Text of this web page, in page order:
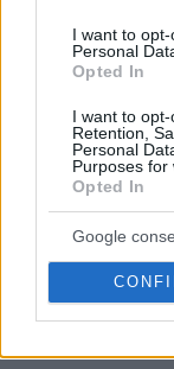
I want to
Personal
Opted In
I want to opt-
Retention,
Personal
Purposes for
Opted In
Google
Πάντα προσπαθώ
καλύτερο που
πληρώνομαι. Δεν
μόνο την
αυτούς που
μαζί τους,
Κάποιες φορές
προσπάθεια να
παιδιά, δεν το
-γιατί